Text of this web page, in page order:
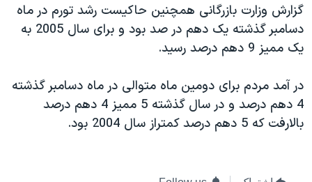
فرهنگ و زندگی
حقوق شهروندی
علم و فناوری
اسرائیل در جنگ
مستندها
انتخابات ریاست جمهوری آمریکا ۲۰۲۴
ورزش زنان در ایران
دنبال کنید
زبانهای مختلف
گزارش وزارت بازرگانی همچنين حاکيست رشد تورم در ماه
دسامبر گذشته يک دهم در صد بود و برای سال 2005 به
يک مميز 9 دهم درصد رسيد.
در آمد مردم برای دومين ماه متوالی در ماه دسامبر گذشته
4 دهم درصد و در سال گذشته 5 مميز 4 دهم درصد
بالارفت که 5 دهم درصد کمتراز سال 2004 بود.